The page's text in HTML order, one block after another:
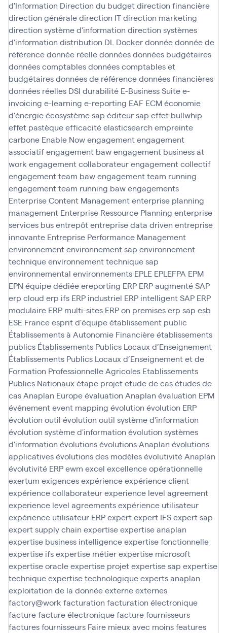
d'Information Direction du budgetdirection financière
direction généraledirection ITdirection marketing
direction système d'information direction systèmes
d'information distribution DL Dockerdonnéedonnée de
référencedonnée réelledonnéesdonnées budgétaires
données comptablesdonnées comptables et
budgétairesdonnées de référencedonnées financières
données réelles DSI durabilité E-Business Suitee-
invoicing e-learning e-reporting EAF ECMéconomie
d'énergieécosystème sap éditeur sap effet bullwhip
effet pastèqueefficacitéelasticsearchempreinte
carbone Enable Nowengagementengagement
associatifengagement bawengagement business at
work engagement collaborateurengagement collectif
engagement team bawengagement team running
engagement team running bawengagements
Enterprise Content Managemententerprise planning
management Enterprise Ressource Planning enterprise
services busentrepôtentreprise data driven entreprise
innovante Entreprise Performance Management
environnementenvironnement sap environnement
techniqueenvironnement technique sap
environnemental environnements EPLE EPLEFPA EPM
EPN équipe dédiéeereporting ERP ERP augmenté SAP
erp cloud erp ifs ERP industriel ERP intelligent SAP ERP
modulaire ERP multi-sites ERP on premiseserp sap esb
ESE Franceesprit d'équipeétablissement public
Établissements à Autonomie Financièreétablissements
publics Établissements Publics Locaux d’Enseignement
Établissements Publics Locaux d’Enseignement et de
Formation Professionnelle Agricoles Etablissements
Publics Nationaux étape projetetude de casétudes de
cas Anaplan Europeévaluation Anaplan évaluation EPM
événementevent mapping évolution évolution ERP
évolution outil évolution outil système d'information
évolution système d'information évolution systèmes
d'information évolutionsévolutions Anaplan évolutions
applicativesévolutions des modèlesévolutivité Anaplan
évolutivité ERPewm excel excellence opérationnelle
exertum exigencesexpérienceexpérience client
expérience collaborateurexperience level agreement
experience level agreementsexpérience utilisateur
expérience utilisateur ERPexpertexpert IFSexpert sap
expert supply chain expertiseexpertise anaplan
expertise business intelligenceexpertise fonctionnelle
expertise ifsexpertise métierexpertise microsoft
expertise oracleexpertise projetexpertise sap expertise
techniqueexpertise technologiqueexperts anaplan
exploitation de la donnéeexterneexternes
factory@work facturation facturation électronique
facturefacture électroniquefacture fournisseurs
factures fournisseurs Faire mieux avec moinsfeatures